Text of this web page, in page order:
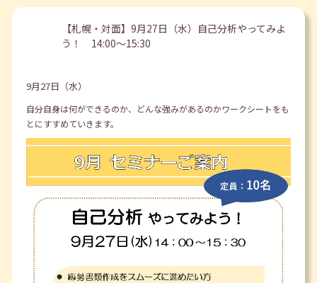
【札幌・対面】9月27日（水）自己分析やってみよ
う！ 14:00～15:30
9月27日（水）
自分自身は何ができるのか、どんな強みがあるのかワークシートをも
とにすすめていきます。